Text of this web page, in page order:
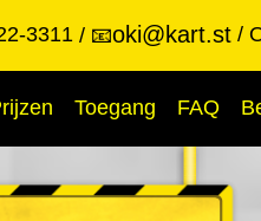
3311 📧oki@kart.st
Toegang FAQ